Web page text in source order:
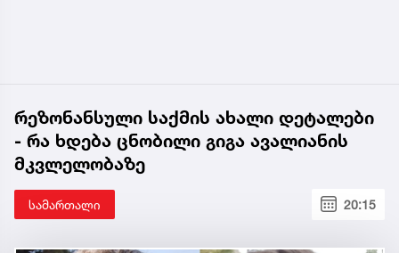
რეზონანსული საქმის ახალი დეტალები
- რა ხდება ცნობილი გიგა ავალიანის
მკვლელობაზე
სამართალი 20:15